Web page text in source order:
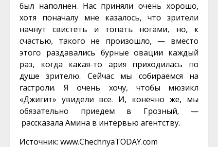
был наполнен. Нас приняли очень хорошо,
хотя поначалу мне казалось, что зрители
начнут свистеть и топать ногами, но, к
счастью, такого не произошло, — вместо
этого раздавались бурные овации каждый
раз, когда какая-то ария приходилась по
душе зрителю. Сейчас мы собираемся на
гастроли. Я очень хочу, чтобы мюзикл
«Джигит» увидели все. И, конечно же, мы
обязательно приедем в Грозный, —
рассказала Амина в интервью агентству.
Источник: www.ChechnyaTODAY.com